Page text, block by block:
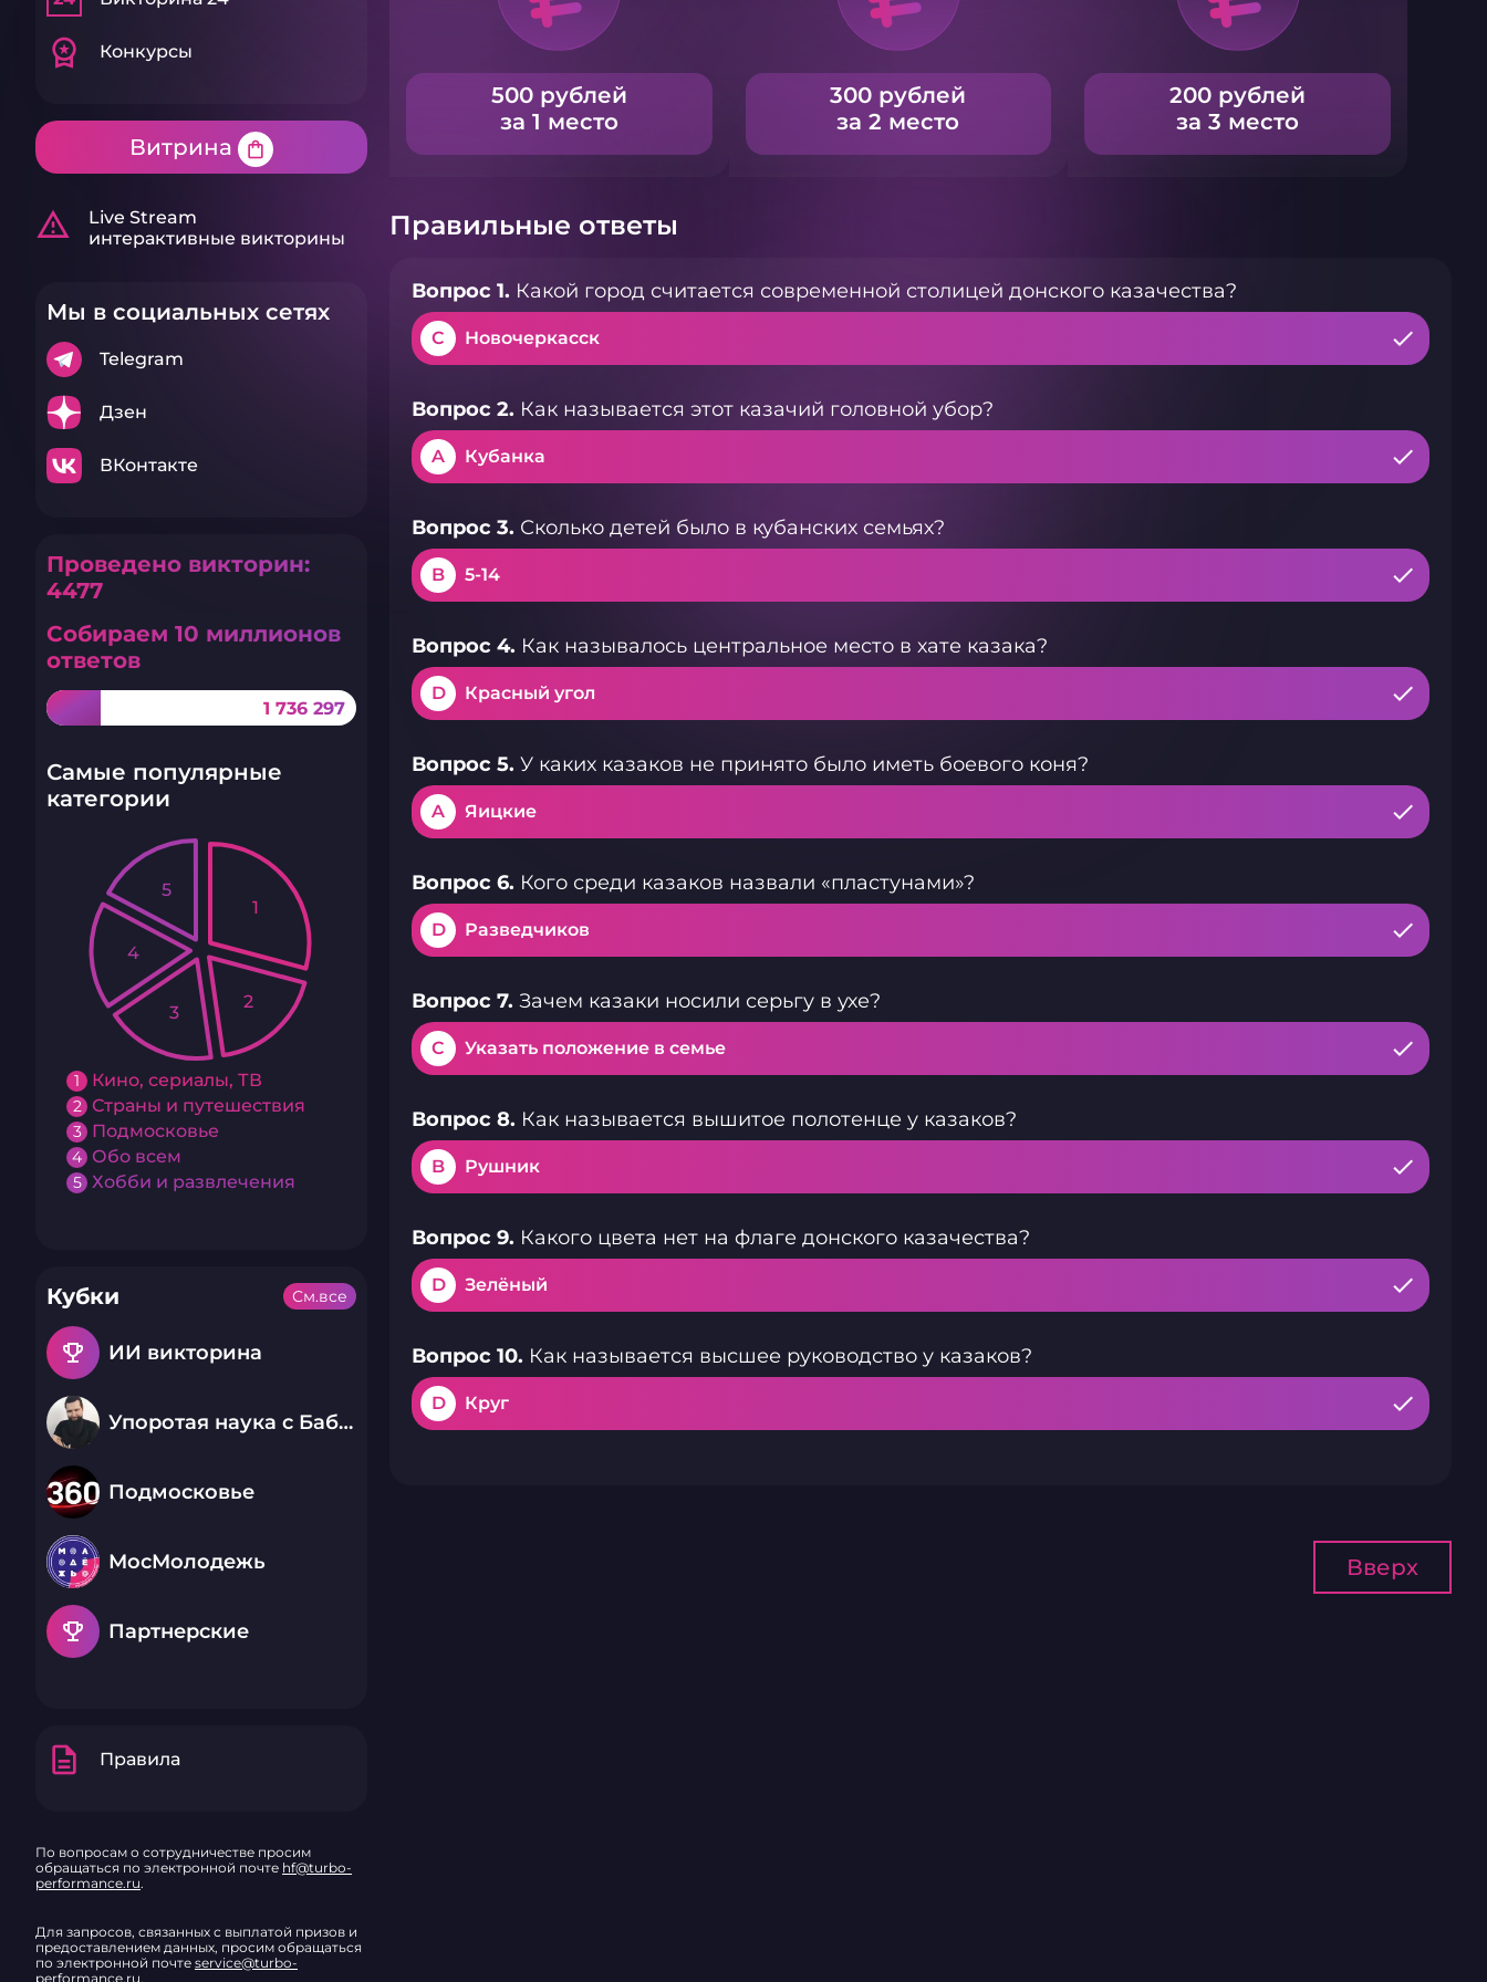
workspace_premium Конкурсы
Витрина shopping_bag
warning_amber
Live Stream
интерактивные викторины
Мы в социальных сетях
Telegram
Дзен
ВКонтакте
Проведено викторин:
4477
Собираем 10 миллионов
ответов
1 736 297
Самые популярные
категории
1 Кино, сериалы, ТВ
2 Страны и путешествия
3 Подмосковье
4 Обо всем
5 Хобби и развлечения
1
2
3
4
5
Кубки
emoji_events ИИ викторина
Упоротая наука с Бабаем Лютым
Подмосковье
МосМолодежь
emoji_events Партнерские
См.все
description Правила
По вопросам о сотрудничестве просим
обращаться по электронной почте hf@turbo-
performance.ru.
Для запросов, связанных с выплатой призов и
предоставлением данных, просим обращаться
по электронной почте service@turbo-
performance.ru.
500 рублей
за 1 место
300 рублей
за 2 место
200 рублей
за 3 место
Правильные ответы
Вопрос 1. Какой город считается современной столицей донского казачества?
C Новочеркасск
Вопрос 2. Как называется этот казачий головной убор?
A Кубанка
Вопрос 3. Сколько детей было в кубанских семьях?
B 5-14
Вопрос 4. Как называлось центральное место в хате казака?
D Красный угол
Вопрос 5. У каких казаков не принято было иметь боевого коня?
A Яицкие
Вопрос 6. Кого среди казаков назвали «пластунами»?
D Разведчиков
Вопрос 7. Зачем казаки носили серьгу в ухе?
C Указать положение в семье
Вопрос 8. Как называется вышитое полотенце у казаков?
B Рушник
Вопрос 9. Какого цвета нет на флаге донского казачества?
D Зелёный
Вопрос 10. Как называется высшее руководство у казаков?
D Круг
Вверх